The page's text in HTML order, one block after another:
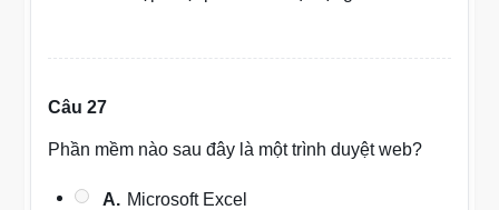
Câu 27
Phần mềm nào sau đây là một trình duyệt web?
A. Microsoft Excel